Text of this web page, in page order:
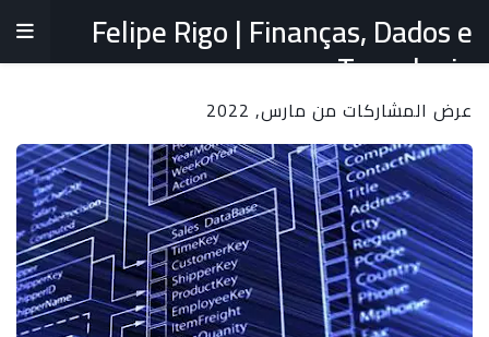
Felipe Rigo | Finanças, Dados e
Tecnologia
عرض المشاركات من مارس, 2022